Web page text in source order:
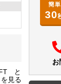
と
ック
簡単
30
お